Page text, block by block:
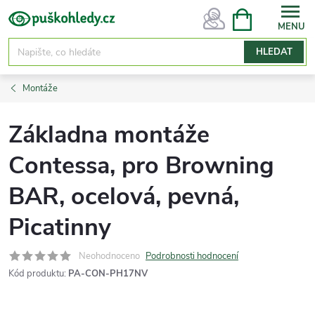
Přejít
na
obsah
HLEDAT
NÁKUPNÍ
Montáže
Základna montáže
Contessa, pro Browning
BAR, ocelová, pevná,
Picatinny
Neohodnoceno Podrobnosti hodnocení
Kód produktu: PA-CON-PH17NV